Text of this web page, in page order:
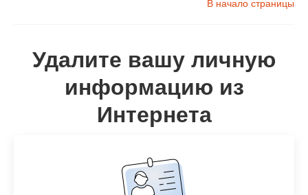
В начало страницы
Удалите вашу личную
информацию из
Интернета